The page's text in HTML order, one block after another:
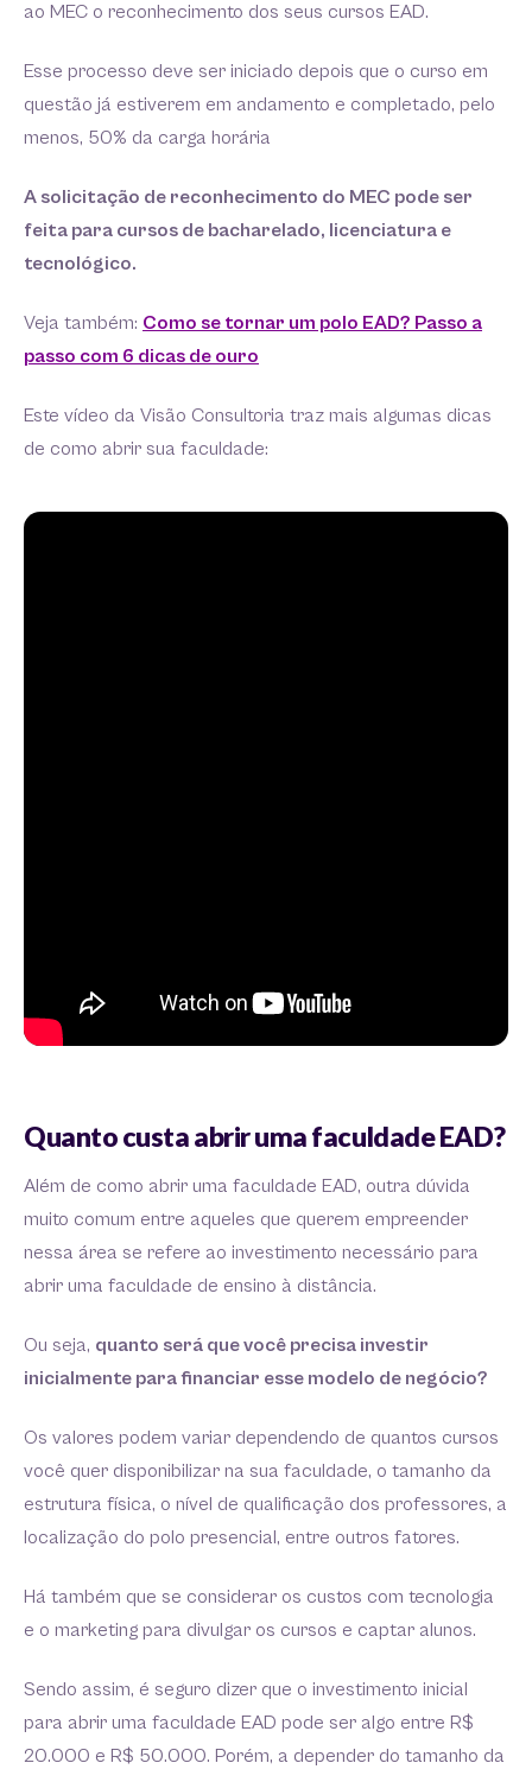
ao MEC o reconhecimento dos seus cursos EAD.
Esse processo deve ser iniciado depois que o curso em
questão já estiverem em andamento e completado, pelo
menos, 50% da carga horária
A solicitação de reconhecimento do MEC pode ser
feita para cursos de bacharelado, licenciatura e
tecnológico.
Veja também: Como se tornar um polo EAD? Passo a
passo com 6 dicas de ouro
Este vídeo da Visão Consultoria traz mais algumas dicas
de como abrir sua faculdade:
Quanto custa abrir uma faculdade EAD?
Além de como abrir uma faculdade EAD, outra dúvida
muito comum entre aqueles que querem empreender
nessa área se refere ao investimento necessário para
abrir uma faculdade de ensino à distância.
Ou seja, quanto será que você precisa investir
inicialmente para financiar esse modelo de negócio?
Os valores podem variar dependendo de quantos cursos
você quer disponibilizar na sua faculdade, o tamanho da
estrutura física, o nível de qualificação dos professores, a
localização do polo presencial, entre outros fatores.
Há também que se considerar os custos com tecnologia
e o marketing para divulgar os cursos e captar alunos.
Sendo assim, é seguro dizer que o investimento inicial
para abrir uma faculdade EAD pode ser algo entre R$
20.000 e R$ 50.000. Porém, a depender do tamanho da